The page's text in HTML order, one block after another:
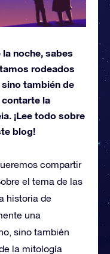
noche, sabes
rodeados
también de
la
¡Lee todo sobre
blog!
compartir
el tema de las
historia de
una
sino también
la mitología